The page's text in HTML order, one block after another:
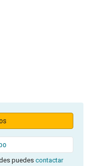
puedes contactar